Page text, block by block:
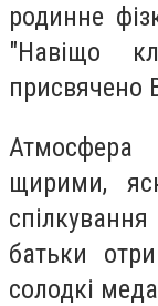
родинне
"Навіщо
присвячено
щирими,
батьки
солодкі